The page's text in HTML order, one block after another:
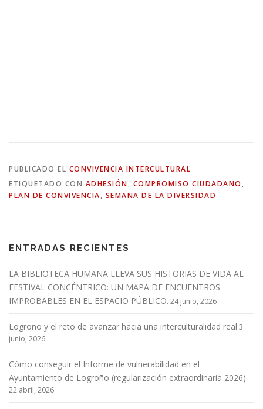
PUBLICADO EL CONVIVENCIA INTERCULTURAL
ETIQUETADO CON ADHESIÓN, COMPROMISO CIUDADANO ,
PLAN DE CONVIVENCIA, SEMANA DE LA DIVERSIDAD
ENTRADAS RECIENTES
LA BIBLIOTECA HUMANA LLEVA SUS HISTORIAS DE VIDA AL
FESTIVAL CONCÉNTRICO: UN MAPA DE ENCUENTROS
IMPROBABLES EN EL ESPACIO PÚBLICO. 24 junio, 2026
Logroño y el reto de avanzar hacia una interculturalidad real 3
junio, 2026
Cómo conseguir el Informe de vulnerabilidad en el
Ayuntamiento de Logroño (regularización extraordinaria 2026)
22 abril, 2026